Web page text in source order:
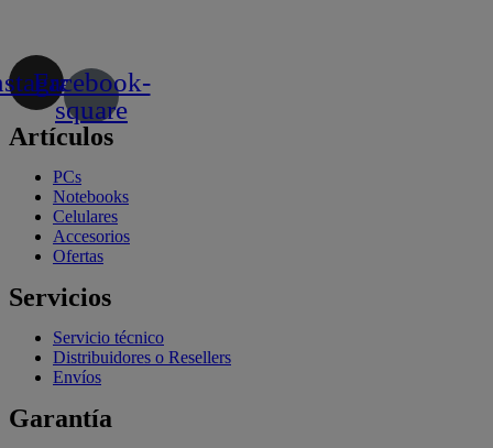
Facebook-
square
Artículos
PCs
Notebooks
Celulares
Accesorios
Ofertas
Servicios
Servicio técnico
Distribuidores o Resellers
Envíos
Garantía